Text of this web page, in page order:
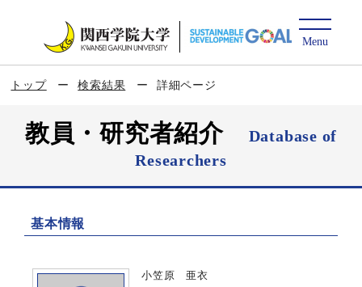
トップ 検索結果 詳細ページ
教員・研究者紹介
Database of
Researchers
基本情報
小笠原 亜衣